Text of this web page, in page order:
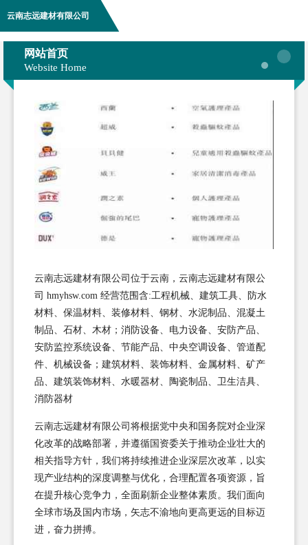
云南志远建材有限公司
网站首页
Website Home
云南志远建材有限公司位于云南，云南志远建材有限公
司 hmyhsw.com 经营范围含:工程机械、建筑工具、防水
材料、保温材料、装修材料、钢材、水泥制品、混凝土
制品、石材、木材；消防设备、电力设备、安防产品、
安防监控系统设备、节能产品、中央空调设备、管道配
件、机械设备；建筑材料、装饰材料、金属材料、矿产
品、建筑装饰材料、水暖器材、陶瓷制品、卫生洁具、
消防器材
云南志远建材有限公司将根据党中央和国务院对企业深
化改革的战略部署，并遵循国资委关于推动企业壮大的
相关指导方针，我们将持续推进企业深层次改革，以实
现产业结构的深度调整与优化，合理配置各项资源，旨
在提升核心竞争力，全面刷新企业整体素质。我们面向
全球市场及国内市场，矢志不渝地向更高更远的目标迈
进，奋力拼搏。